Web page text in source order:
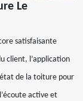
Le
satisfaisante
client, l’application
de la toiture pour
active et